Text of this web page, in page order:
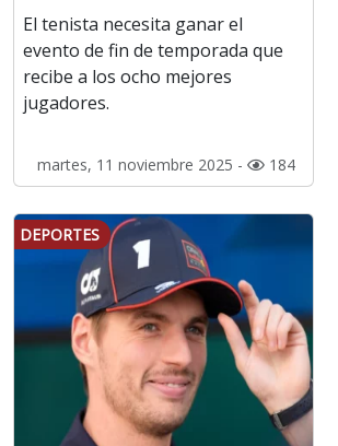
El tenista necesita ganar el
evento de fin de temporada que
recibe a los ocho mejores
jugadores.
martes, 11 noviembre 2025 - 184
DEPORTES